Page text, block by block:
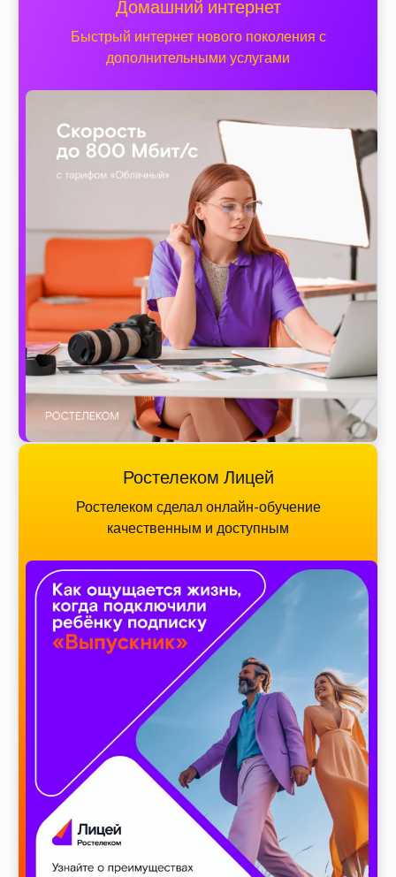
Домашний интернет
Быстрый интернет нового поколения с
дополнительными услугами
Ростелеком Лицей
Ростелеком сделал онлайн-обучение
качественным и доступным